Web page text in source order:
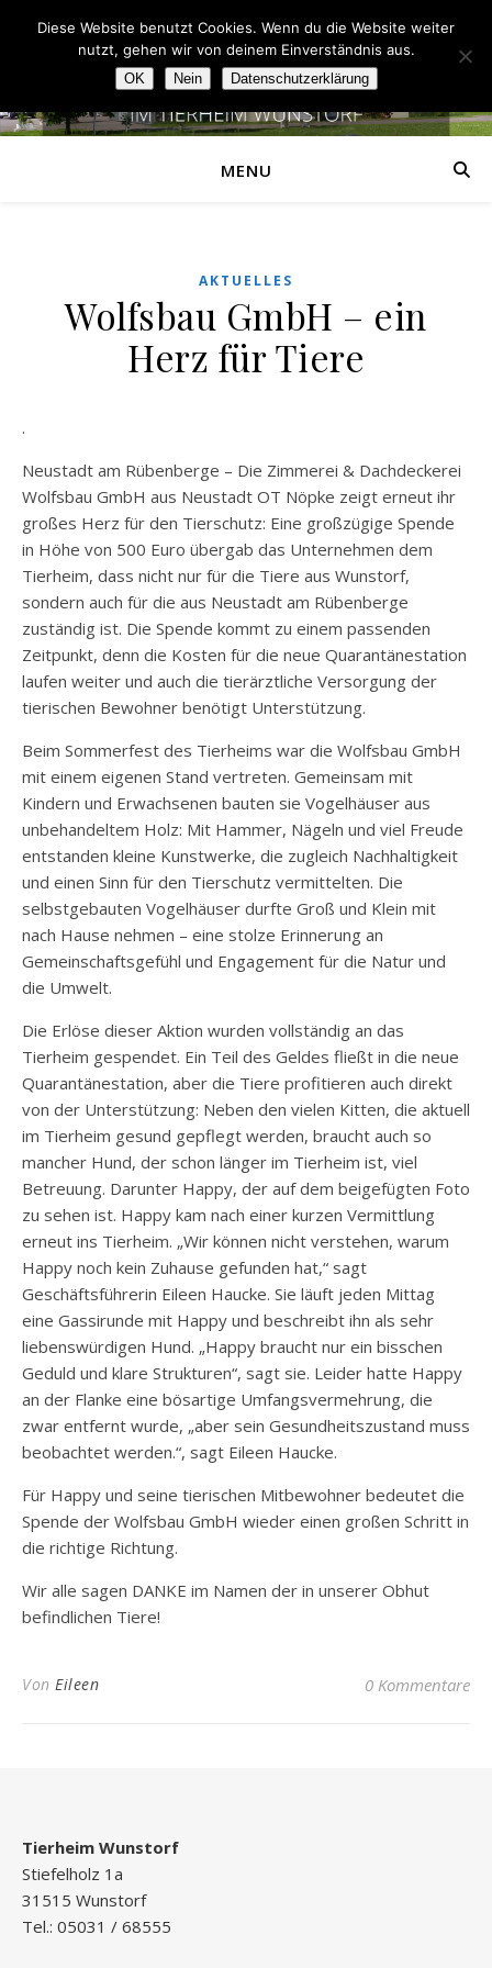
MENU
AKTUELLES
Wolfsbau GmbH – ein
Herz für Tiere
.
Neustadt am Rübenberge – Die Zimmerei & Dachdeckerei
Wolfsbau GmbH aus Neustadt OT Nöpke zeigt erneut ihr
großes Herz für den Tierschutz: Eine großzügige Spende
in Höhe von 500 Euro übergab das Unternehmen dem
Tierheim, dass nicht nur für die Tiere aus Wunstorf,
sondern auch für die aus Neustadt am Rübenberge
zuständig ist. Die Spende kommt zu einem passenden
Zeitpunkt, denn die Kosten für die neue Quarantänestation
laufen weiter und auch die tierärztliche Versorgung der
tierischen Bewohner benötigt Unterstützung.
Beim Sommerfest des Tierheims war die Wolfsbau GmbH
mit einem eigenen Stand vertreten. Gemeinsam mit
Kindern und Erwachsenen bauten sie Vogelhäuser aus
unbehandeltem Holz: Mit Hammer, Nägeln und viel Freude
entstanden kleine Kunstwerke, die zugleich Nachhaltigkeit
und einen Sinn für den Tierschutz vermittelten. Die
selbstgebauten Vogelhäuser durfte Groß und Klein mit
nach Hause nehmen – eine stolze Erinnerung an
Gemeinschaftsgefühl und Engagement für die Natur und
die Umwelt.
Die Erlöse dieser Aktion wurden vollständig an das
Tierheim gespendet. Ein Teil des Geldes fließt in die neue
Quarantänestation, aber die Tiere profitieren auch direkt
von der Unterstützung: Neben den vielen Kitten, die aktuell
im Tierheim gesund gepflegt werden, braucht auch so
mancher Hund, der schon länger im Tierheim ist, viel
Betreuung. Darunter Happy, der auf dem beigefügten Foto
zu sehen ist. Happy kam nach einer kurzen Vermittlung
erneut ins Tierheim. „Wir können nicht verstehen, warum
Happy noch kein Zuhause gefunden hat,“ sagt
Geschäftsführerin Eileen Haucke. Sie läuft jeden Mittag
eine Gassirunde mit Happy und beschreibt ihn als sehr
liebenswürdigen Hund. „Happy braucht nur ein bisschen
Geduld und klare Strukturen“, sagt sie. Leider hatte Happy
an der Flanke eine bösartige Umfangsvermehrung, die
zwar entfernt wurde, „aber sein Gesundheitszustand muss
beobachtet werden.“, sagt Eileen Haucke.
Für Happy und seine tierischen Mitbewohner bedeutet die
Spende der Wolfsbau GmbH wieder einen großen Schritt in
die richtige Richtung.
Wir alle sagen DANKE im Namen der in unserer Obhut
befindlichen Tiere!
Von Eileen 0 Kommentare
Tierheim Wunstorf
Stiefelholz 1a
31515 Wunstorf
Tel.: 05031 / 68555
Diese Website benutzt Cookies. Wenn du die Website weiter
nutzt, gehen wir von deinem Einverständnis aus.
OK Nein Datenschutzerklärung